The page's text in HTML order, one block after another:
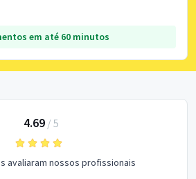
em até 60 minutos
4.69/ 5
avaliaram nossos profissionais